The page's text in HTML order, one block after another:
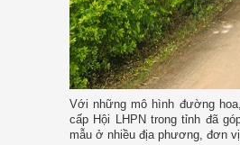
Với những mô hình đường
cấp Hội LHPN trong tỉnh đã
mẫu ở nhiều địa phương, đơn